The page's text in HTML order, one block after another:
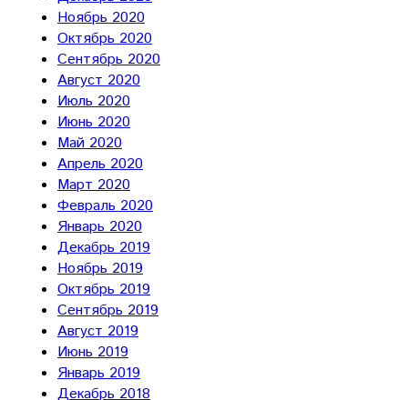
Ноябрь 2020
Октябрь 2020
Сентябрь 2020
Август 2020
Июль 2020
Июнь 2020
Май 2020
Апрель 2020
Март 2020
Февраль 2020
Январь 2020
Декабрь 2019
Ноябрь 2019
Октябрь 2019
Сентябрь 2019
Август 2019
Июнь 2019
Январь 2019
Декабрь 2018